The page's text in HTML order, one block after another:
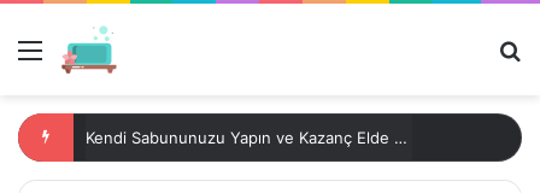
Menü
Kendi Sabununuzu Yapın ve Kazanç Elde Edin!